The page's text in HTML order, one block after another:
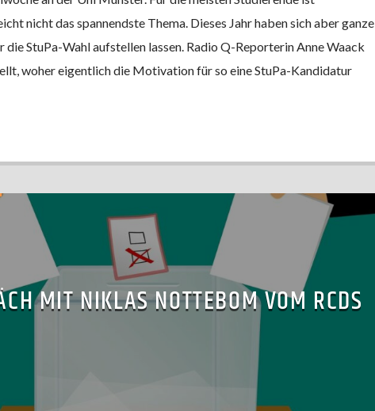
nicht das spannendste Thema. Dieses Jahr haben sich aber ganze
StuPa-Wahl aufstellen lassen. Radio Q-Reporterin Anne Waack
woher eigentlich die Motivation für so eine StuPa-Kandidatur
MIT NIKLAS NOTTEBOM VOM RCDS